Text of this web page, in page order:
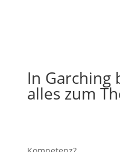
In Garching
alles zum